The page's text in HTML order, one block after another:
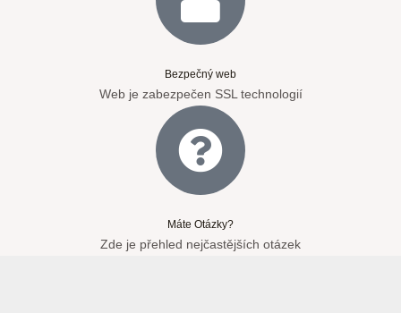
Bezpečný web
Web je zabezpečen SSL technologií
Máte Otázky?
Zde je přehled nejčastějších otázek